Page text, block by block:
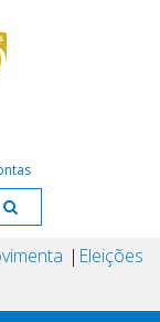
Eleições